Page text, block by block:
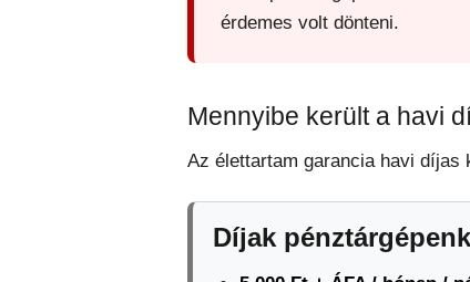
érdemes volt dönteni.
Mennyibe került a havi
Az élettartam garancia havi díjas
Díjak